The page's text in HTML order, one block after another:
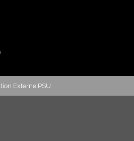
Externe PSU